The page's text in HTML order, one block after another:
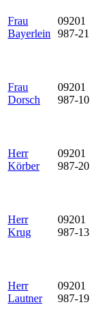
Frau
Bayerlein
09201
987-21
Frau
Dorsch
09201
987-10
Herr
Körber
09201
987-20
Herr
Krug
09201
987-13
Herr
Lautner
09201
987-19